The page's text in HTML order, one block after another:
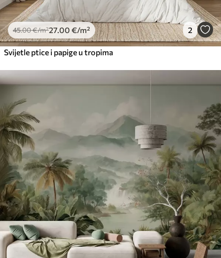
45.00€/m²27 .00 €/m² 2
Svijetle ptice i papige u tropima